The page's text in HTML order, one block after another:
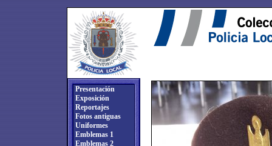
Presentación
Exposición
Reportajes
Fotos antiguas
Uniformes
Emblemas 1
Emblemas 2